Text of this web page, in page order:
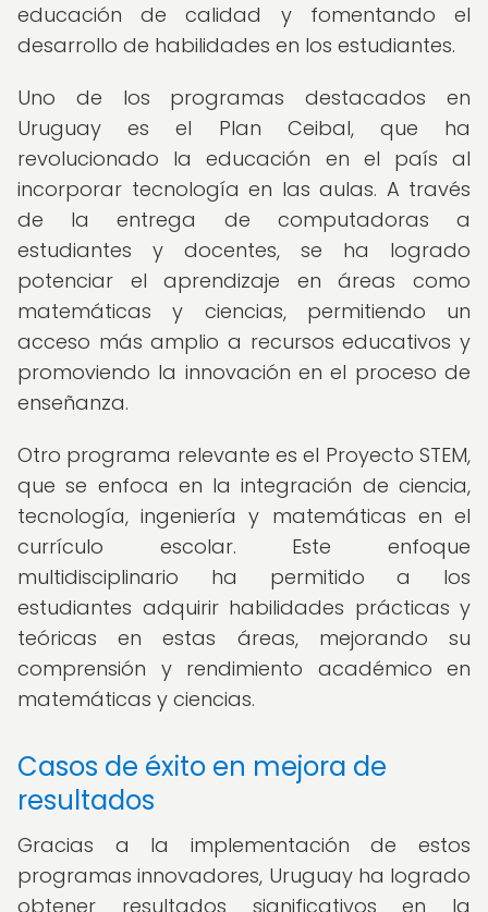
educación de calidad y fomentando el
desarrollo de habilidades en los estudiantes.
Uno de los programas destacados en
Uruguay es el Plan Ceibal, que ha
revolucionado la educación en el país al
incorporar tecnología en las aulas. A través
de la entrega de computadoras a
estudiantes y docentes, se ha logrado
potenciar el aprendizaje en áreas como
matemáticas y ciencias, permitiendo un
acceso más amplio a recursos educativos y
promoviendo la innovación en el proceso de
enseñanza.
Otro programa relevante es el Proyecto STEM,
que se enfoca en la integración de ciencia,
tecnología, ingeniería y matemáticas en el
currículo escolar. Este enfoque
multidisciplinario ha permitido a los
estudiantes adquirir habilidades prácticas y
teóricas en estas áreas, mejorando su
comprensión y rendimiento académico en
matemáticas y ciencias.
Casos de éxito en mejora de
resultados
Gracias a la implementación de estos
programas innovadores, Uruguay ha logrado
obtener resultados significativos en la